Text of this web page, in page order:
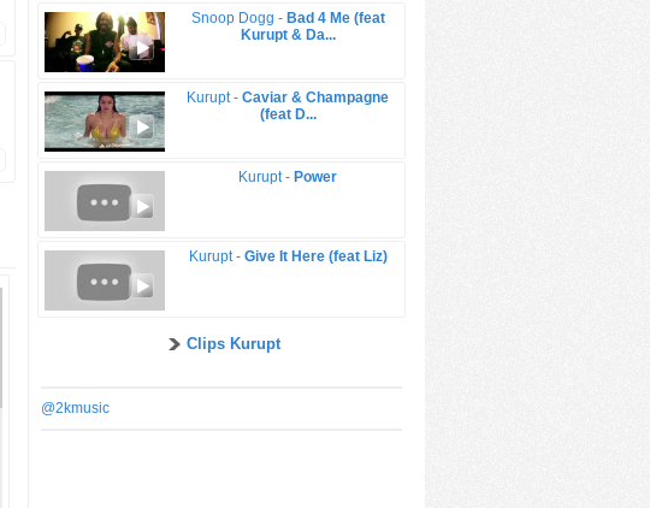
Snoop Dogg - Bad 4 Me (feat
Kurupt & Da...
Kurupt - Caviar & Champagne
(feat D...
Kurupt - Power
Kurupt - Give It Here (feat Liz)
Clips Kurupt
@2kmusic